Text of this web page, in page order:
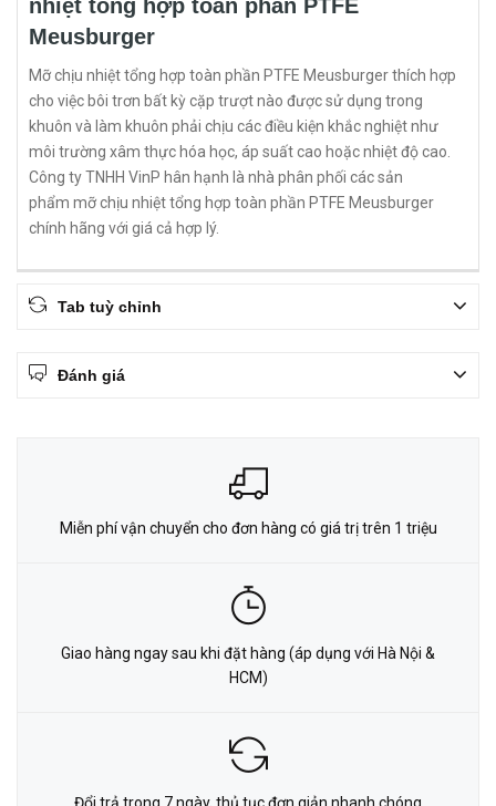
nhiệt tổng hợp toàn phần PTFE
Meusburger
Mỡ chịu nhiệt tổng hợp toàn phần PTFE Meusburger thích hợp
cho việc bôi trơn bất kỳ cặp trượt nào được sử dụng trong
khuôn và làm khuôn phải chịu các điều kiện khắc nghiệt như
môi trường xâm thực hóa học, áp suất cao hoặc nhiệt độ cao.
Công ty TNHH VinP hân hạnh là nhà phân phối các sản
phẩm mỡ chịu nhiệt tổng hợp toàn phần PTFE Meusburger
chính hãng với giá cả hợp lý.
Tab tuỳ chỉnh
Đánh giá
Miễn phí vận chuyển cho đơn hàng có giá trị trên 1 triệu
Giao hàng ngay sau khi đặt hàng (áp dụng với Hà Nội &
HCM)